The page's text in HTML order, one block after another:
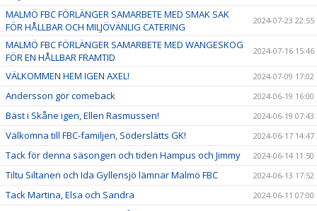
MALMÖ FBC FÖRLÄNGER SAMARBETE MED SMAK SAK
FÖR HÅLLBAR OCH MILJÖVÄNLIG CATERING
2024-07-23 22:55
MALMÖ FBC FÖRLÄNGER SAMARBETE MED WANGESKOG
FÖR EN HÅLLBAR FRAMTID
2024-07-16 15:46
VÄLKOMMEN HEM IGEN AXEL! 2024-07-09 17:02
Andersson gör comeback 2024-06-19 16:00
Bäst i Skåne igen, Ellen Rasmussen! 2024-06-19 07:43
Välkomna till FBC-familjen, Söderslätts GK! 2024-06-17 14:47
Tack för denna säsongen och tiden Hampus och Jimmy 2024-06-14 11:50
Tiltu Siltanen och Ida Gyllensjö lämnar Malmö FBC 2024-06-13 17:52
Tack Martina, Elsa och Sandra 2024-06-11 07:00